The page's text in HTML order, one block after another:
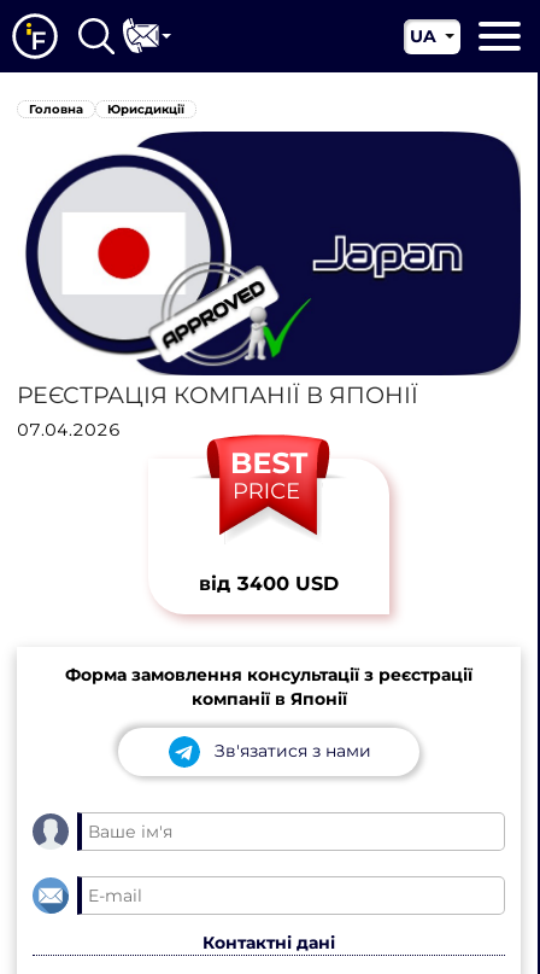
Про нас
Новини
Юрисдикції
UA
EN
Головна Юрисдикції
РЕЄСТРАЦІЯ КОМПАНІЇ В ЯПОНІЇ
07.04.2026
від 3400 USD
Форма замовлення консультації з реєстрації
компанії в Японії
Зв'язатися з нами
Контактні дані